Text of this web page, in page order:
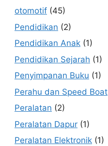
otomotif (45)
Pendidikan (2)
Pendidikan Anak (1)
Pendidikan Sejarah (1)
Penyimpanan Buku (1)
Perahu dan Speed Boat
Peralatan (2)
Peralatan Dapur (1)
Peralatan Elektronik (1)